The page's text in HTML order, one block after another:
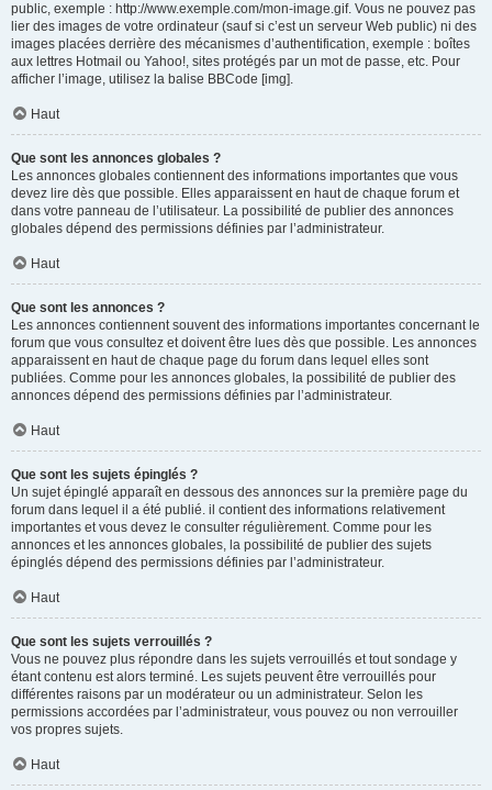
public, exemple : http://www.exemple.com/mon-image.gif. Vous ne pouvez pas
lier des images de votre ordinateur (sauf si c’est un serveur Web public) ni des
images placées derrière des mécanismes d’authentification, exemple : boîtes
aux lettres Hotmail ou Yahoo!, sites protégés par un mot de passe, etc. Pour
afficher l’image, utilisez la balise BBCode [img].
Haut
Que sont les annonces globales ?
Les annonces globales contiennent des informations importantes que vous
devez lire dès que possible. Elles apparaissent en haut de chaque forum et
dans votre panneau de l’utilisateur. La possibilité de publier des annonces
globales dépend des permissions définies par l’administrateur.
Haut
Que sont les annonces ?
Les annonces contiennent souvent des informations importantes concernant le
forum que vous consultez et doivent être lues dès que possible. Les annonces
apparaissent en haut de chaque page du forum dans lequel elles sont
publiées. Comme pour les annonces globales, la possibilité de publier des
annonces dépend des permissions définies par l’administrateur.
Haut
Que sont les sujets épinglés ?
Un sujet épinglé apparaît en dessous des annonces sur la première page du
forum dans lequel il a été publié. il contient des informations relativement
importantes et vous devez le consulter régulièrement. Comme pour les
annonces et les annonces globales, la possibilité de publier des sujets
épinglés dépend des permissions définies par l’administrateur.
Haut
Que sont les sujets verrouillés ?
Vous ne pouvez plus répondre dans les sujets verrouillés et tout sondage y
étant contenu est alors terminé. Les sujets peuvent être verrouillés pour
différentes raisons par un modérateur ou un administrateur. Selon les
permissions accordées par l’administrateur, vous pouvez ou non verrouiller
vos propres sujets.
Haut